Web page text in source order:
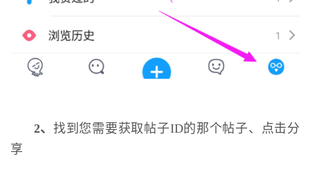
2、找到您需要获取帖子ID的那个帖子、点击分
享